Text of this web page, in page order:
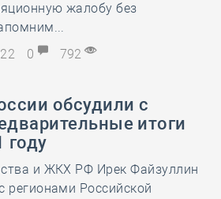
жалобу без
0 792
обсудили с
итоги
году
и ЖКХ РФ Ирек Файзуллин
регионами Российской